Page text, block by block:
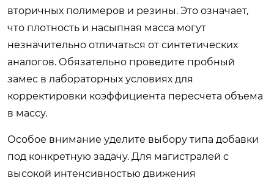
вторичных полимеров и резины. Это означает,
что плотность и насыпная масса могут
незначительно отличаться от синтетических
аналогов. Обязательно проведите пробный
замес в лабораторных условиях для
корректировки коэффициента пересчета объема
в массу.
Особое внимание уделите выбору типа добавки
под конкретную задачу. Для магистралей с
высокой интенсивностью движения